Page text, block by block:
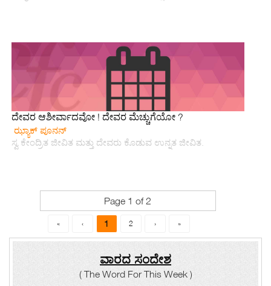
ದೇವರ ಆಶೀರ್ವಾದವೋ ! ದೇವರ ಮೆಚ್ಚುಗೆಯೋ ?
ಝ್ಯಾಕ್ ಪೂನನ್
ಸ್ವ ಕೇಂದ್ರಿತ ಜೀವಿತ ಮತ್ತು ದೇವರು ಕೊಡುವ ಉನ್ನತ ಜೀವಿತ.
Page 1 of 2
« ‹ 1 2 › »
ವಾರದ ಸಂದೇಶ
( The Word For This Week )